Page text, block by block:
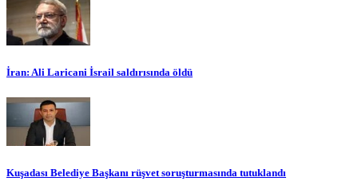
İran: Ali Laricani İsrail saldırısında öldü
Kuşadası Belediye Başkanı rüşvet soruşturmasında tutuklandı